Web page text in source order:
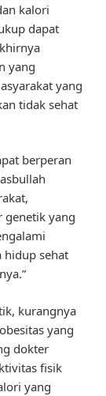
kalori
dapat
yang
yang
tidak sehat
berperan
genetik yang
hidup sehat
kurangnya
yang
dokter
fisik
yang